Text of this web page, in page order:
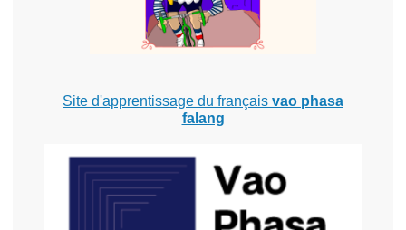
Site d'apprentissage du français vao phasa
falang